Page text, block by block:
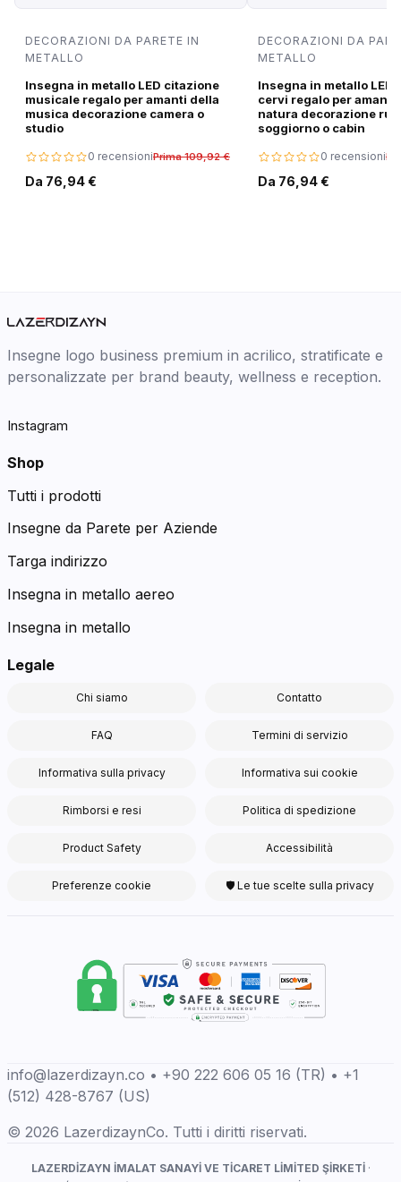
DECORAZIONI DA PARETE IN
METALLO
Insegna in metallo LED citazione
musicale regalo per amanti della
musica decorazione camera o
studio
0 recensioniPrima 109,92 €
Da 76,94 €
DECORAZIONI DA
METALLO
Insegna in metallo LED
cervi regalo per amanti
natura decorazione
soggiorno o cabin
0 recensioni
Da 76,94 €
Insegne logo business premium in acrilico, stratificate e
personalizzate per brand beauty, wellness e reception.
Instagram
Shop
Tutti i prodotti
Insegne da Parete per Aziende
Targa indirizzo
Insegna in metallo aereo
Insegna in metallo
Legale
Chi siamo Contatto
FAQ Termini di servizio
Informativa sulla privacy Informativa sui cookie
Rimborsi e resi Politica di spedizione
Product Safety Accessibilità
Preferenze cookie 🛡 Le tue scelte sulla privacy
info@lazerdizayn.co • +90 222 606 05 16 (TR) • +1
(512) 428-8767 (US)
© 2026 LazerdizaynCo. Tutti i diritti riservati.
LAZERDİZAYN İMALAT SANAYİ VE TİCARET LİMİTED ŞİRKETİ·